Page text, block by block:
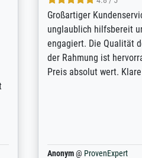
Für ein
Feldpost meines
Weltkrieg benötigte ich
ausdrucksvolles Bild.
Ihnen gefunden. Bei der
weiter. Vielen ...
Margot@ProvenExpert